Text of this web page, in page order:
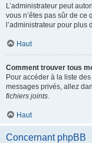
L’administrateur peut
vous n’êtes pas sûr de ce
l’administrateur pour plus
Haut
Comment trouver tous
Pour accéder à la liste
messages privés, allez
fichiers joints.
Haut
Concernant phpBB